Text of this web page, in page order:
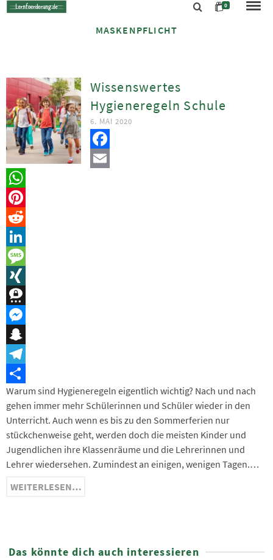
0
MASKENPFLICHT
Wissenswertes
Hygieneregeln Schule
6. MAI 2020
Facebook
Email
WhatsApp
Pinterest
Reddit
LinkedIn
Message
XING
Threema
Messenger
Snapchat
Telegram
Teilen
Warum sind Hygieneregeln eigentlich wichtig? Nach und nach
gehen immer mehr Schülerinnen und Schüler wieder in den
Unterricht. Auch wenn es bis zu den Sommerferien nur
stückchenweise geht, werden doch die meisten Kinder und
Jugendlichen ihre Klassenräume und die Lehrerinnen und
Lehrer wiedersehen. Zumindest an einigen, wenigen Tagen.…
WEITERLESEN…
Das könnte dich auch interessieren